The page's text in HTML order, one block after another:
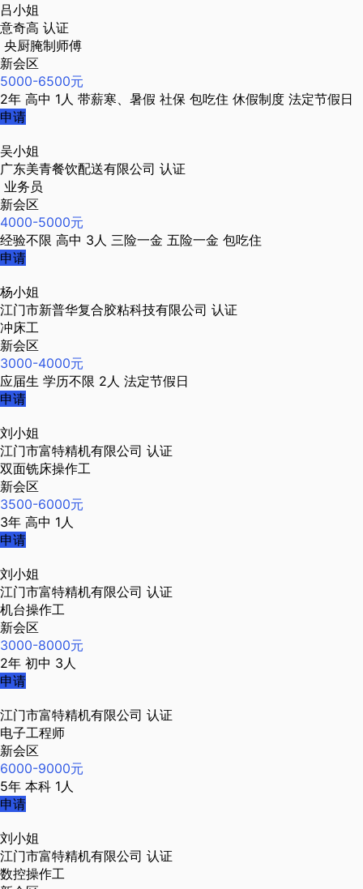
吕小姐
意奇高 认证
央厨腌制师傅
新会区
5000-6500元
2年 高中 1人 带薪寒、暑假 社保 包吃住 休假制度 法定节假日
申请
吴小姐
广东美青餐饮配送有限公司 认证
业务员
新会区
4000-5000元
经验不限 高中 3人 三险一金 五险一金 包吃住
申请
杨小姐
江门市新普华复合胶粘科技有限公司 认证
冲床工
新会区
3000-4000元
应届生 学历不限 2人 法定节假日
申请
刘小姐
江门市富特精机有限公司 认证
双面铣床操作工
新会区
3500-6000元
3年 高中 1人
申请
刘小姐
江门市富特精机有限公司 认证
机台操作工
新会区
3000-8000元
2年 初中 3人
申请
江门市富特精机有限公司 认证
电子工程师
新会区
6000-9000元
5年 本科 1人
申请
刘小姐
江门市富特精机有限公司 认证
数控操作工